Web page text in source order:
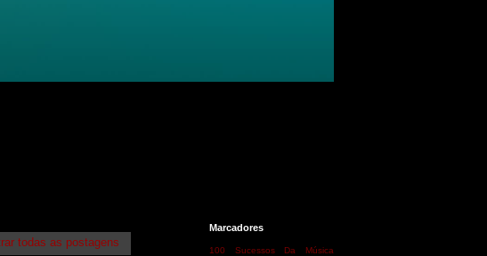
todas as postagens
Marcadores
100 Sucessos Da Música